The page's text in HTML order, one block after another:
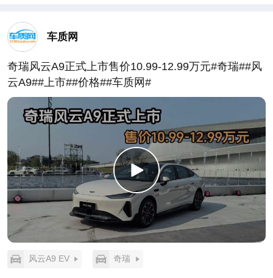
车质网
奇瑞风云A9正式上市售价10.99-12.99万元#奇瑞##风
云A9##上市##价格##车质网#
风云A9 EV 奇瑞